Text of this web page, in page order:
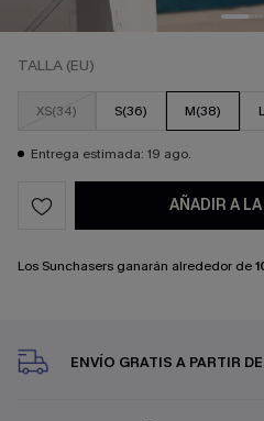
TALLA (EU)
XS(34) S(36) M(38)
Entrega estimada: 19 ago.
AÑADIR A
Los Sunchasers ganarán alrededor de
ENVÍO GRATIS A PARTIR